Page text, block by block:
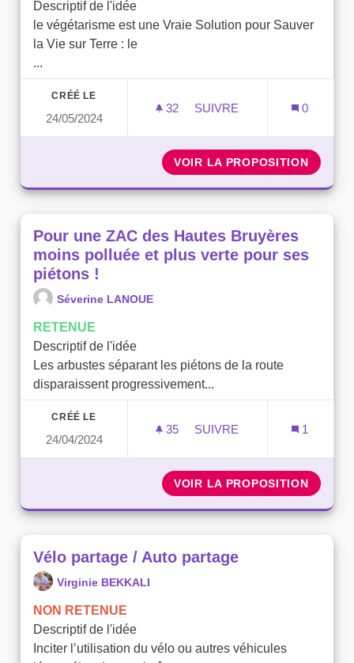
Descriptif de l'idée
le végétarisme est une Vraie Solution pour Sauver
la Vie sur Terre : le
...
CRÉÉ LE
24/05/2024
32 32 ABONNÉS
SUIVRE
0
VOIR LA PROPOSITION
Pour une ZAC des Hautes Bruyères
moins polluée et plus verte pour ses
piétons !
Séverine LANOUE
RETENUE
Descriptif de l'idée
Les arbustes séparant les piétons de la route
disparaissent progressivement...
CRÉÉ LE
24/04/2024
35 35 ABONNÉS
SUIVRE
1
VOIR LA PROPOSITION POUR
Vélo partage / Auto partage
Virginie BEKKALI
NON RETENUE
Descriptif de l'idée
Inciter l’utilisation du vélo ou autres véhicules